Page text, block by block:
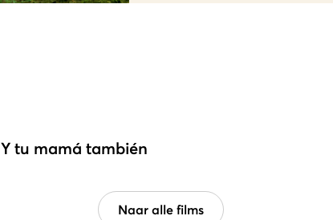
Y tu mamá también
Naar alle films